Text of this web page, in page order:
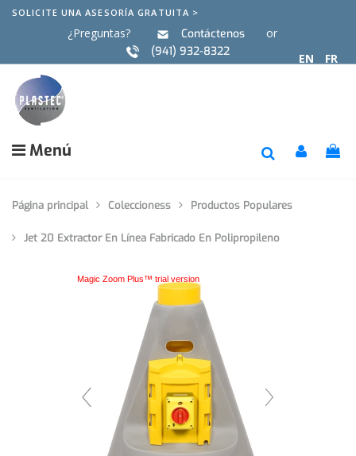
EN FR
SOLICITE UNA ASESORÍA GRATUITA >
¿Preguntas? Contáctenos
or
(941) 932-8322
Menú
Página principal Coleccioness Productos Populares
Jet 20 Extractor En Línea Fabricado En Polipropileno
Magic Zoom Plus™ trial version